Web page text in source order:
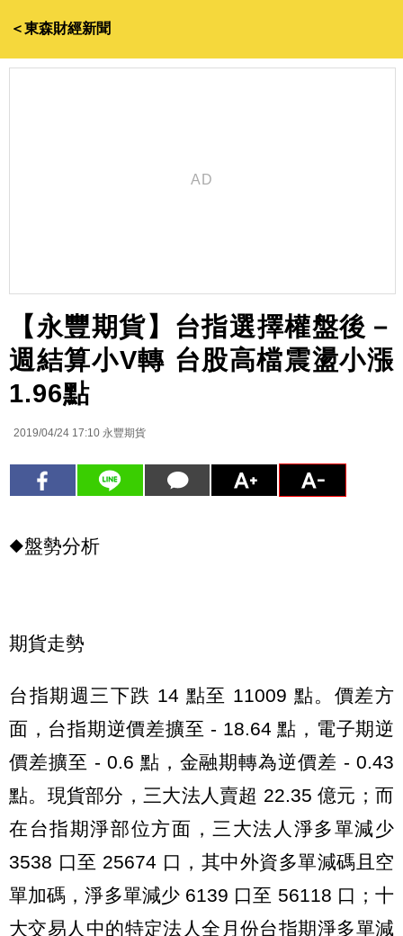
＜東森財經新聞
【永豐期貨】台指選擇權盤後－
週結算小V轉 台股高檔震盪小漲
1.96點
2019/04/24 17:10 永豐期貨
◆盤勢分析
期貨走勢
台指期週三下跌 14 點至 11009 點。價差方
面，台指期逆價差擴至 - 18.64 點，電子期逆
價差擴至 - 0.6 點，金融期轉為逆價差 - 0.43
點。現貨部分，三大法人賣超 22.35 億元；而
在台指期淨部位方面，三大法人淨多單減少
3538 口至 25674 口，其中外資多單減碼且空
單加碼，淨多單減少 6139 口至 56118 口；十
大交易人中的特定法人全月份台指期淨多單減